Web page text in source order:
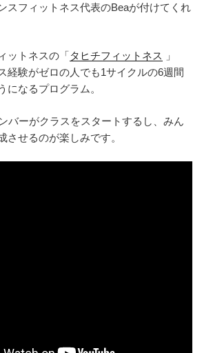
スフィットネス代表のBeaが付けてくれ
ットネスの「タヒチフィットネス
」
経験がゼロの人でも1サイクルの6週間
になるプログラム。
バーがクラスをスタートするし、みん
させるのが楽しみです。